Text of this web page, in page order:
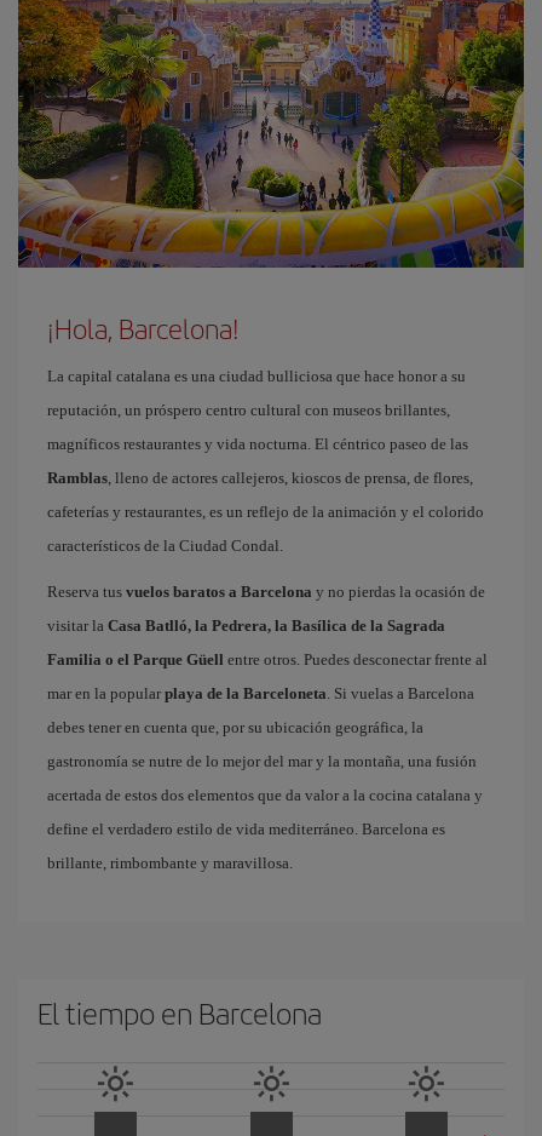
¡Hola, Barcelona!
La capital catalana es una ciudad bulliciosa que hace honor a su
reputación, un próspero centro cultural con museos brillantes,
magníficos restaurantes y vida nocturna. El céntrico paseo de las
Ramblas, lleno de actores callejeros, kioscos de prensa, de flores,
cafeterías y restaurantes, es un reflejo de la animación y el colorido
característicos de la Ciudad Condal.
Reserva tus vuelos baratos a Barcelona y no pierdas la ocasión de
visitar la Casa Batlló, la Pedrera, la Basílica de la Sagrada
Familia o el Parque Güell entre otros. Puedes desconectar frente al
mar en la popular playa de la Barceloneta. Si vuelas a Barcelona
debes tener en cuenta que, por su ubicación geográfica, la
gastronomía se nutre de lo mejor del mar y la montaña, una fusión
acertada de estos dos elementos que da valor a la cocina catalana y
define el verdadero estilo de vida mediterráneo. Barcelona es
brillante, rimbombante y maravillosa.
El tiempo en Barcelona